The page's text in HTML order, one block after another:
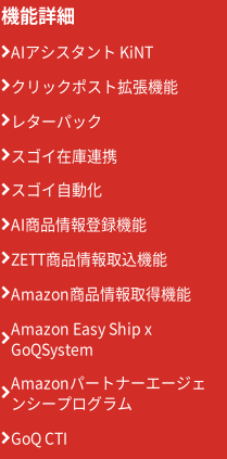
機能詳細
AIアシスタント KiNT
クリックポスト拡張機能
レターパック
スゴイ在庫連携
スゴイ自動化
AI商品情報登録機能
ZETT商品情報取込機能
Amazon商品情報取得機能
Amazon Easy Ship x
GoQSystem
Amazonパートナーエージェ
ンシープログラム
GoQ CTI